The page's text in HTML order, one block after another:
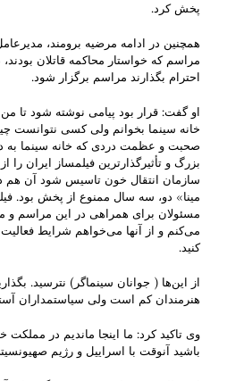
پخش کرد.
همچنین در ادامه‌ مرضیه برومند،
مراسم که خواستار محاکمه قاتلان
احترام بگذارند مراسم برگزار شود.
او گفت: قرار بود پیامی نوشته شود تا
خانه سینما بخوانم ولی کسی نتوانست
صحبت و عظمت دردی که خانه سینما به
بزرگ و تأثیرگذارترین فیلمساز ایران
سازمان انتقال خون تاسیس شود آن هم
مینا» دو، سه سال ممنوع از پخش بود.
مسئولان برای همراهی در این مراسم و
می‌کنم و از آنها می‌خواهم شرایط
کنید.
از این‌ها ( جوانان سینماگر) نترسید.
هنرمندان کم است ولی سیاستمداران
وی تاکید کرد: ما اینجا ماندیم در
باشید آنوقت با اسراییل و رژیم